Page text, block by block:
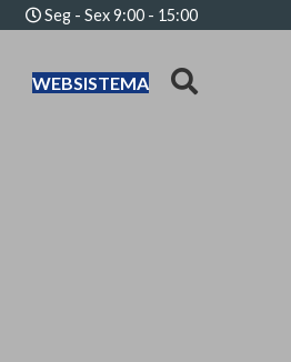
Seg - Sex 9:00 - 15:00
WEBSISTEMA